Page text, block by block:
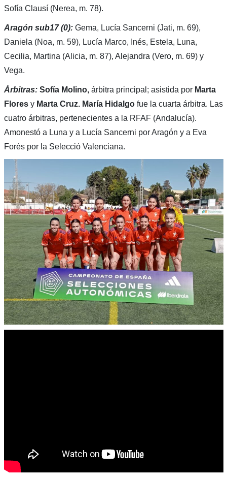
Sofía Clausí (Nerea, m. 78).
Aragón sub17 (0):Gema, Lucía Sancerni (Jati, m. 69),
Daniela (Noa, m. 59), Lucía Marco, Inés, Estela, Luna,
Cecilia, Martina (Alicia, m. 87), Alejandra (Vero, m. 69) y
Vega.
Árbitras: Sofía Molino, árbitra principal; asistida por Marta
Flores yMarta Cruz. María Hidalgofue la cuarta árbitra. Las
cuatro árbitras, pertenecientes a la RFAF (Andalucía).
Amonestó a Luna y a Lucía Sancerni por Aragón y a Eva
Forés por la Selecció Valenciana.